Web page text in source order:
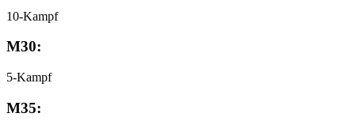
10-Kampf
M30:
5-Kampf
M35: